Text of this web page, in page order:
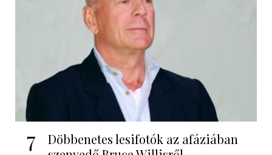
7
Döbbenetes lesifotók az afáziában